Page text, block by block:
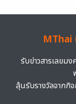
MThai
รับข่าวสารเลขม
ลุ้นรับรางวัลจากกิ